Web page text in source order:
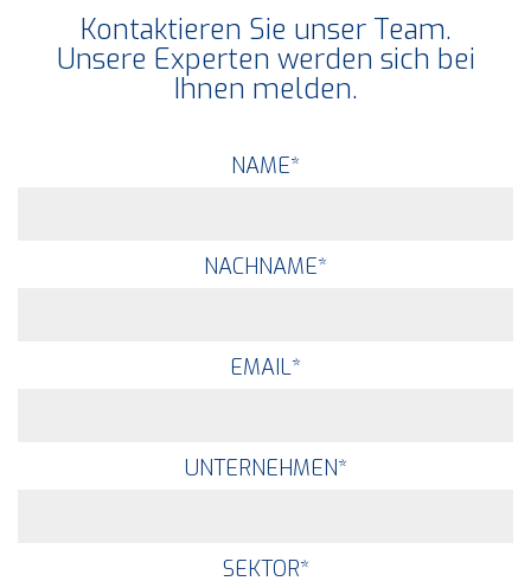
Kontaktieren Sie unser Team.
Unsere Experten werden sich bei
Ihnen melden.
NAME*
NACHNAME*
EMAIL*
UNTERNEHMEN*
SEKTOR*